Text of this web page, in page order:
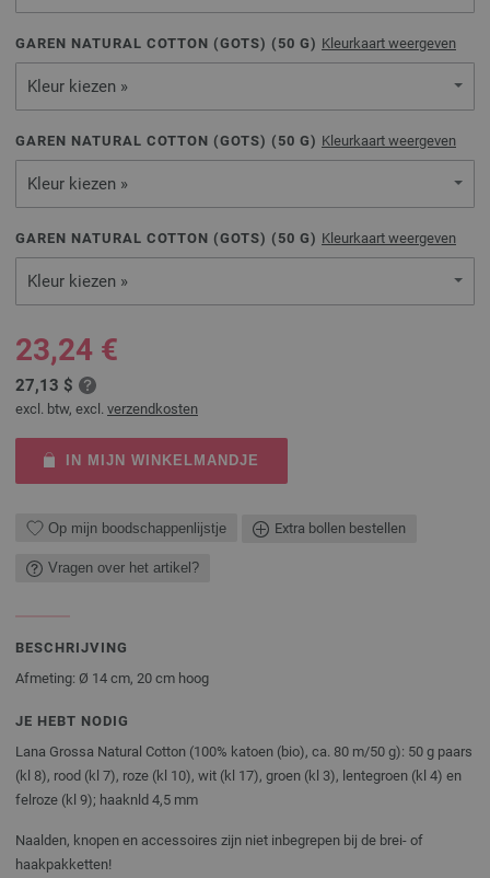
GAREN NATURAL COTTON (GOTS) ( 50 G) Kleurkaart weergeven
Kleur kiezen »
GAREN NATURAL COTTON (GOTS) ( 50 G) Kleurkaart weergeven
Kleur kiezen »
GAREN NATURAL COTTON (GOTS) ( 50 G) Kleurkaart weergeven
Kleur kiezen »
23,24 €
27,13 $
excl. btw, excl. verzendkosten
IN MIJN WINKELMANDJE
Op mijn boodschappenlijstje Extra bollen bestellen
Vragen over het artikel?
BESCHRIJVING
Afmeting: Ø 14 cm, 20 cm hoog
JE HEBT NODIG
Lana Grossa Natural Cotton (100% katoen (bio), ca. 80 m/50 g): 50 g paars
(kl 8), rood (kl 7), roze (kl 10), wit (kl 17), groen (kl 3), lentegroen (kl 4) en
felroze (kl 9); haaknld 4,5 mm
Naalden, knopen en accessoires zijn niet inbegrepen bij de brei- of
haakpakketten!